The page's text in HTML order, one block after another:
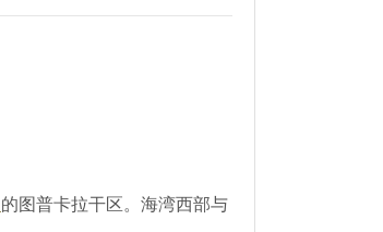
的图普卡拉干区。海湾西部与